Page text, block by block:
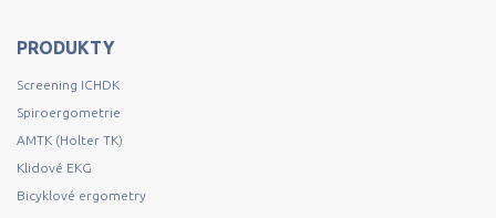
PRODUKTY
Screening ICHDK
Spiroergometrie
AMTK (Holter TK)
Klidové EKG
Bicyklové ergometry